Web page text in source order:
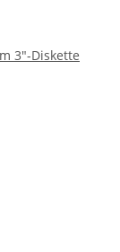
3"-Diskette